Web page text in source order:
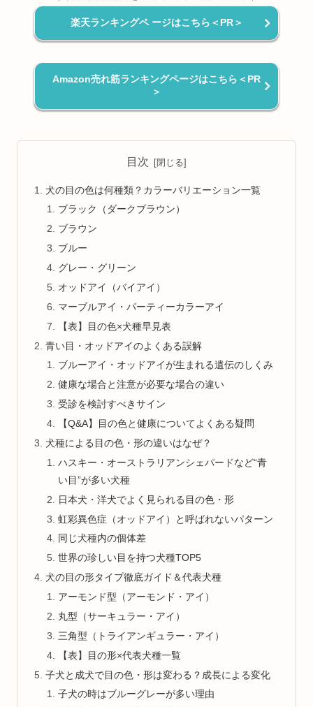
楽天ランキングペ ージはこちら＜PR＞
Amazon売れ筋ランキングページはこちら＜PR
＞
目次
犬の目の色は何種類？カラーバリエーション一覧
ブラック（ダークブラウン）
ブラウン
ブルー
グレー・グリーン
オッドアイ（バイアイ）
マーブルアイ・パーティーカラーアイ
【表】目の色×犬種早見表
青い目・オッドアイのよくある誤解
ブルーアイ・オッドアイが生まれる遺伝のしくみ
健康な場合と注意が必要な場合の違い
受診を検討すべきサイン
【Q&A】目の色と健康についてよくある疑問
犬種による目の色・形の違いはなぜ？
ハスキー・オーストラリアンシェパードなど“青
い目”が多い犬種
日本犬・洋犬でよく見られる目の色・形
虹彩異色症（オッドアイ）と呼ばれないパターン
同じ犬種内の個体差
世界の珍しい目を持つ犬種TOP5
犬の目の形タイプ徹底ガイド＆代表犬種
アーモンド型（アーモンド・アイ）
丸型（サーキュラー・アイ）
三角型（トライアンギュラー・アイ）
【表】目の形×代表犬種一覧
子犬と成犬で目の色・形は変わる？成長による変化
子犬の時はブルーグレーが多い理由